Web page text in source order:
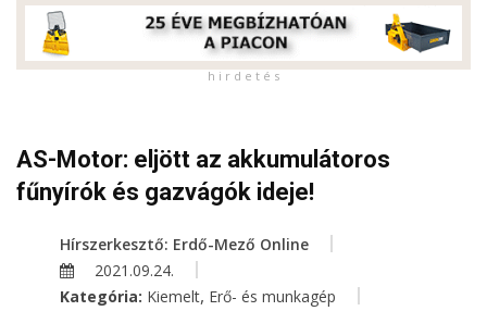
h i r d e t é s
AS-Motor: eljött az akkumulátoros
fűnyírók és gazvágók ideje!
Hírszerkesztő: Erdő-Mező Online
2021.09.24.
Kategória: Kiemelt, Erő- és munkagép